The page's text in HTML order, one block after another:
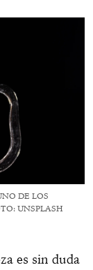
DE LOS
UNSPLASH
es sin duda